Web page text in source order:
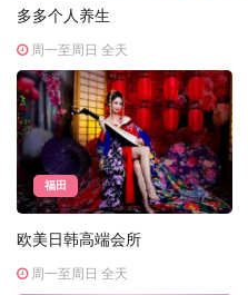
多多个人养生
周一至周日 全天
福田
欧美日韩高端会所
周一至周日 全天